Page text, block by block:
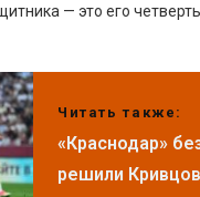
— это его
Читать также:
«Краснодар»
решили